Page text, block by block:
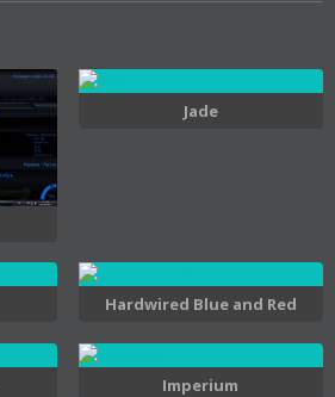
Jade
Hardwired Blue and Red
Imperium